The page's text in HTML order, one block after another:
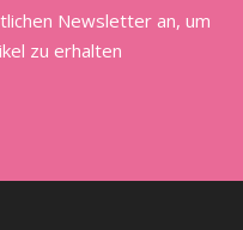
Newsletter an, um
zu erhalten